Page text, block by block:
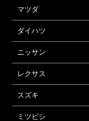
マツダ
ダイハツ
ニッサン
レクサス
スズキ
ミツビシ